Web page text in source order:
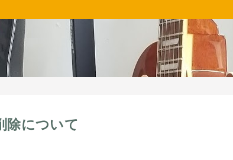
除について